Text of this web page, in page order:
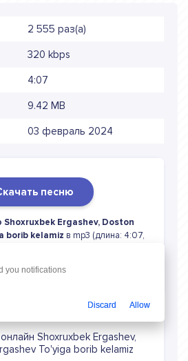
2 555 раз(а)
320 kbps
4:07
9.42 MB
03 февраль 2024
песню
Shoxruxbek Ergashev, Doston
borib kelamiz в mp3 (длина: 4:07,
Shoxruxbek Ergashev,
To'yiga borib kelamiz
you notifications
Discard Allow